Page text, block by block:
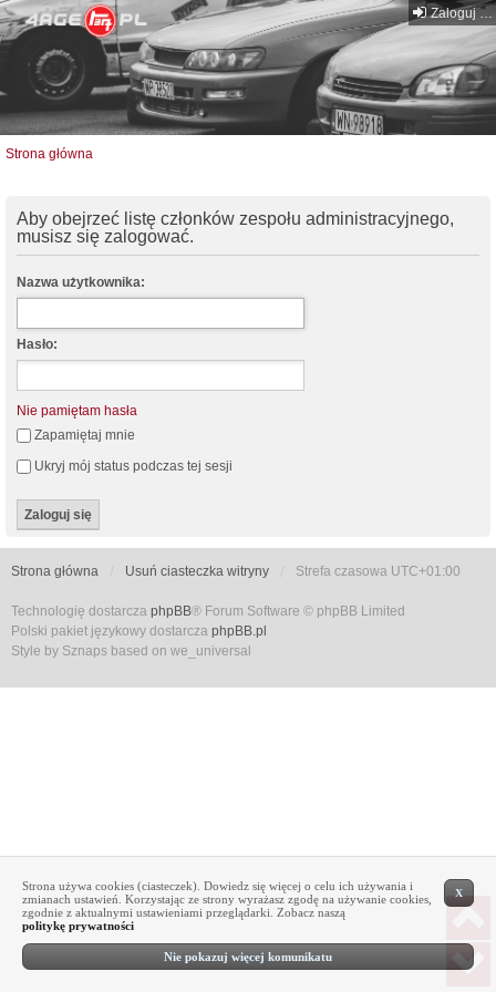
Zaloguj się
Strona główna
Aby obejrzeć listę członków zespołu administracyjnego,
musisz się zalogować.
Nazwa użytkownika:
Hasło:
Nie pamiętam hasła
Zapamiętaj mnie
Ukryj mój status podczas tej sesji
Strona główna Usuń ciasteczka witryny Strefa czasowa UTC+01:00
Technologię dostarcza phpBB® Forum Software © phpBB Limited
Polski pakiet językowy dostarcza phpBB.pl
Style by Sznaps based on we_universal
X
Strona używa cookies (ciasteczek). Dowiedz się więcej o celu ich używania i
zmianach ustawień. Korzystając ze strony wyrażasz zgodę na używanie cookies,
zgodnie z aktualnymi ustawieniami przeglądarki. Zobacz naszą
politykę prywatności
Nie pokazuj więcej komunikatu